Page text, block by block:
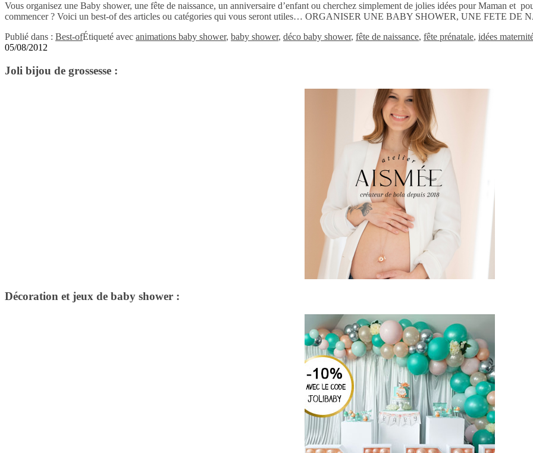
Vous organisez une Baby shower, une fête de naissance, un anniversaire d’enfant ou cherchez simplement de jolies idées pour Maman et
commencer ? Voici un best-of des articles ou catégories qui vous seront utiles… ORGANISER UNE BABY SHOWER, UNE FETE
Publié dans : Best-ofÉtiqueté avec animations baby shower, baby shower, déco baby shower, fête de naissance, fête prénatale, idées
05/08/2012
Joli bijou de grossesse :
Décoration et jeux de baby shower :